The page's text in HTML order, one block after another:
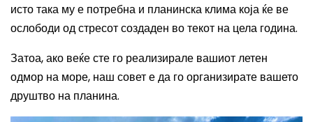
исто така му е потребна и планинска клима која ќе ве
ослободи од стресот создаден во текот на цела година.
Затоа, ако веќе сте го реализирале вашиот летен
одмор на море, наш совет е да го организирате вашето
друштво на планина.